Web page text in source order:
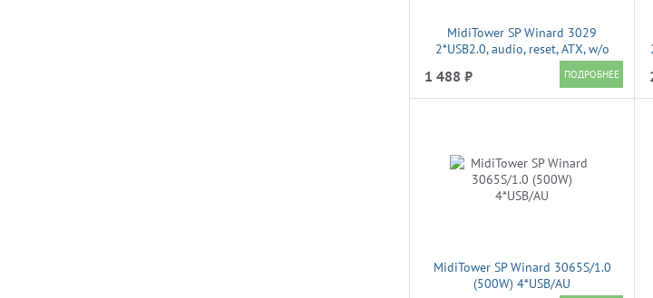
MidiTower SP Winard 3029
2*USB2.0, audio, reset, ATX, w/o
1 488 ₽
MidiTower SP Winard 3065S/1.0
(500W) 4*USB/AU